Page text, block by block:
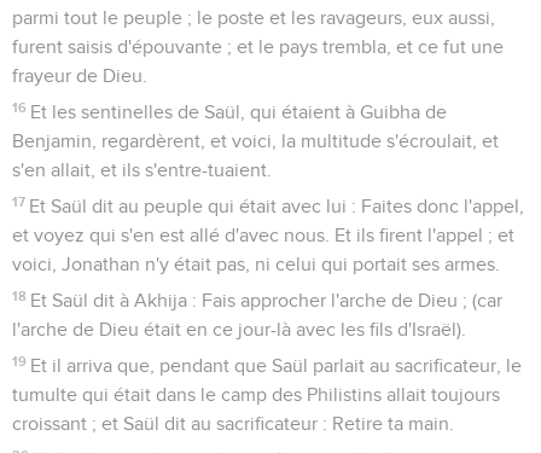
parmi tout le peuple ; le poste et les ravageurs, eux aussi,
furent saisis d'épouvante ; et le pays trembla, et ce fut une
frayeur de Dieu.
16 Et les sentinelles de Saül, qui étaient à Guibha de
Benjamin, regardèrent, et voici, la multitude s'écroulait, et
s'en allait, et ils s'entre-tuaient.
17 Et Saül dit au peuple qui était avec lui : Faites donc l'appel,
et voyez qui s'en est allé d'avec nous. Et ils firent l'appel ; et
voici, Jonathan n'y était pas, ni celui qui portait ses armes.
18 Et Saül dit à Akhija : Fais approcher l'arche de Dieu ; (car
l'arche de Dieu était en ce jour-là avec les fils d'Israël).
19 Et il arriva que, pendant que Saül parlait au sacrificateur, le
tumulte qui était dans le camp des Philistins allait toujours
croissant ; et Saül dit au sacrificateur : Retire ta main.